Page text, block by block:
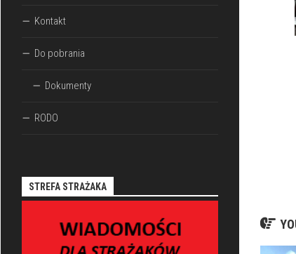
Kontakt
Do pobrania
Dokumenty
RODO
STREFA STRAŻAKA